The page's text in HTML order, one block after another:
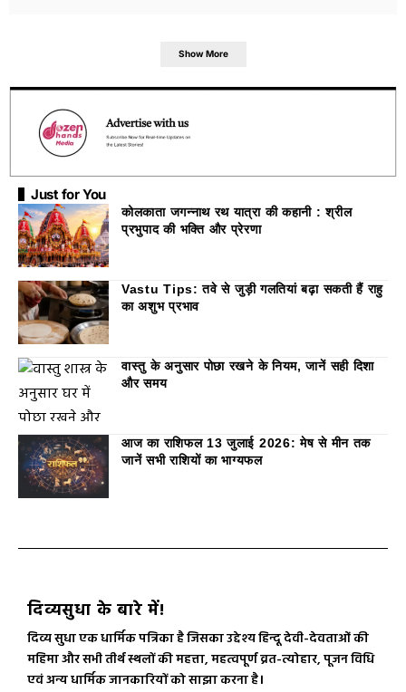
Show More
Just for You
कोलकाता जगन्नाथ रथ यात्रा की कहानी : श्रील
प्रभुपाद की भक्ति और प्रेरणा
Vastu Tips: तवे से जुड़ी गलतियां बढ़ा सकती हैं राहु
का अशुभ प्रभाव
वास्तु के अनुसार पोछा रखने के नियम, जानें सही दिशा
और समय
आज का राशिफल 13 जुलाई 2026: मेष से मीन तक
जानें सभी राशियों का भाग्यफल
दिव्यसुधा के बारे में!
दिव्य सुधा एक धार्मिक पत्रिका है जिसका उद्देश्य हिन्दू देवी-देवताओं की
महिमा और सभी तीर्थ स्थलों की महत्ता, महत्वपूर्ण व्रत-त्योहार, पूजन विधि
एवं अन्य धार्मिक जानकारियों को साझा करना है।